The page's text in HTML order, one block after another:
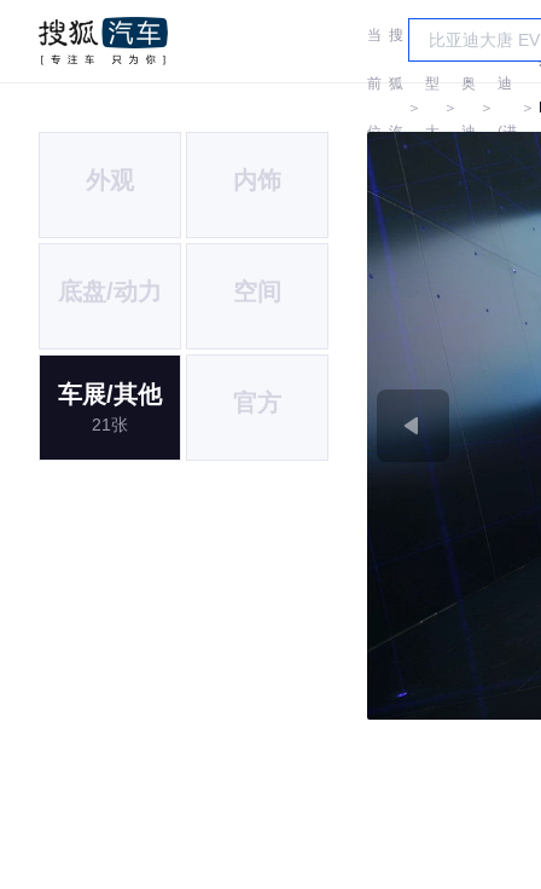
当
前
位
置:
搜
狐
汽
＞
车
型
大
＞
奥
迪
＞
奥
迪
(进
＞
外观 内饰
底盘/动力 空间
车展/其他
21张
官方